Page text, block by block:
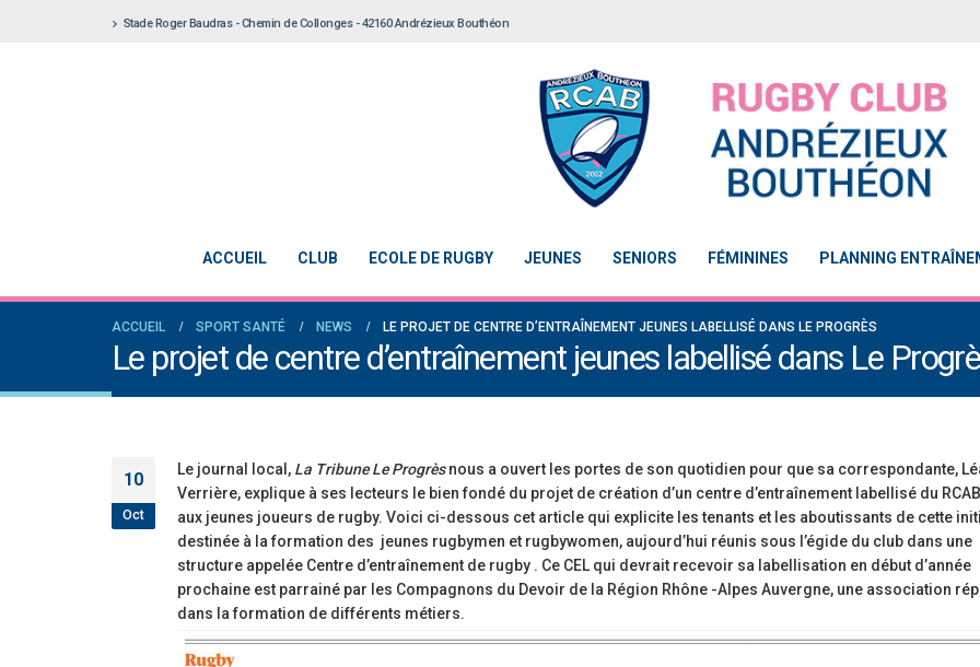
Stade Roger Baudras - Chemin de Collonges - 42160 Andrézieux Bouthéon
ACCUEIL CLUB ECOLE DE RUGBY JEUNES SENIORS FÉMININES PLANNING
ACCUEIL SPORT SANTÉ NEWS LE PROJET DE CENTRE D’ENTRAÎNEMENT JEUNES LABELLISÉ DANS LE PROGRÈS
Le projet de centre d’entraînement jeunes labellisé dans Le
10
Oct
Le journal local, La Tribune Le Progrèsnous a ouvert les portes de son quotidien pour que sa correspondante,
Verrière, explique à ses lecteurs le bien fondé du projet de création d’un centre d’entraînement labellisé du
aux jeunes joueurs de rugby. Voici ci-dessous cet article qui explicite les tenants et les aboutissants de cette
destinée à la formation des jeunes rugbymen et rugbywomen, aujourd’hui réunis sous l’égide du club dans une
structure appelée Centre d’entraînement de rugby . Ce CEL qui devrait recevoir sa labellisation en début d’année
prochaine est parrainé par les Compagnons du Devoir de la Région Rhône -Alpes Auvergne, une association
dans la formation de différents métiers.
Notre École De Rugby obtient la labellisation 2
étoiles!
18 juillet 2026
Les adversaires en Fédérale 2 et Fédérale B: de
vieilles connaissances et un nouveau venu
Le Touch du RCAB se distingue
Ligue Aura: les +35 des « 5glés
champions!
1 juin 2026
Bilan des seniors garçons par
6 mai 2026